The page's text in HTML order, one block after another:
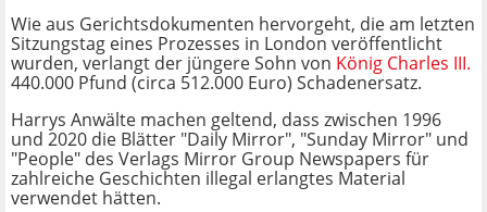
Wie aus Gerichtsdokumenten hervorgeht, die am letzten
Sitzungstag eines Prozesses in London veröffentlicht
wurden, verlangt der jüngere Sohn von König Charles III.
440.000 Pfund (circa 512.000 Euro) Schadenersatz.
Harrys Anwälte machen geltend, dass zwischen 1996
und 2020 die Blätter "Daily Mirror", "Sunday Mirror" und
"People" des Verlags Mirror Group Newspapers für
zahlreiche Geschichten illegal erlangtes Material
verwendet hätten.